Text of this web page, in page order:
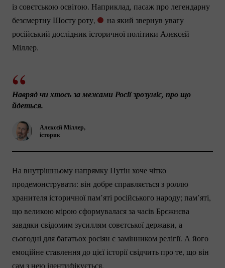
із совєтською освітою. Наприклад, пасаж про легендарну
безсмертну Шосту роту,
на який звернув увагу
російський дослідник історичної політики Алєксєй
Міллер.
Алєксєй Міллер,
історик
Навряд чи хтось за межами Росії зрозуміє, про що
йдеться.
На внутрішньому напрямку Путін хоче чітко
продемонструвати: він добре справляється з роллю
хранителя історичної пам’яті російського народу; пам’яті,
що великою мірою сформувалася за часів Брєжнєва
завдяки свідомим зусиллям совєтської держави, а
сьогодні для багатьох росіян є замінником релігії. А його
емоційне ставлення до цієї історії свідчить про те, що він
сам з нею ідентифікується.